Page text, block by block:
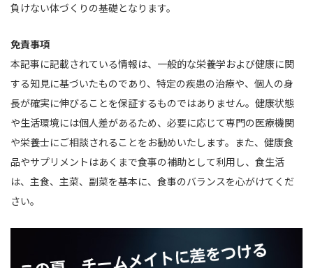
負けない体づくりの基礎となります。
免責事項
本記事に記載されている情報は、一般的な栄養学および健康に関
する知見に基づいたものであり、特定の疾患の治療や、個人の身
長が確実に伸びることを保証するものではありません。健康状態
や生活環境には個人差があるため、必要に応じて専門の医療機関
や栄養士にご相談されることをお勧めいたします。また、健康食
品やサプリメントはあくまで食事の補助として利用し、食生活
は、主食、主菜、副菜を基本に、食事のバランスを心がけてくだ
さい。